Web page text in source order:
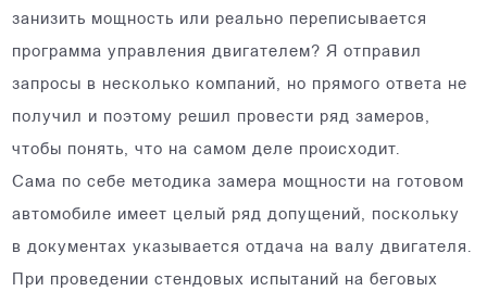
занизить мощность или реально переписывается
программа управления двигателем? Я отправил
запросы в несколько компаний, но прямого ответа не
получил и поэтому решил провести ряд замеров,
чтобы понять, что на самом деле происходит.
Сама по себе методика замера мощности на готовом
автомобиле имеет целый ряд допущений, поскольку
в документах указывается отдача на валу двигателя.
При проведении стендовых испытаний на беговых